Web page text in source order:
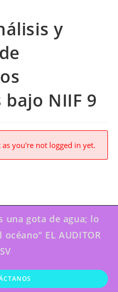
y
NIIF 9
you're not logged in yet.
una gota de agua; lo
EL AUDITOR
SV